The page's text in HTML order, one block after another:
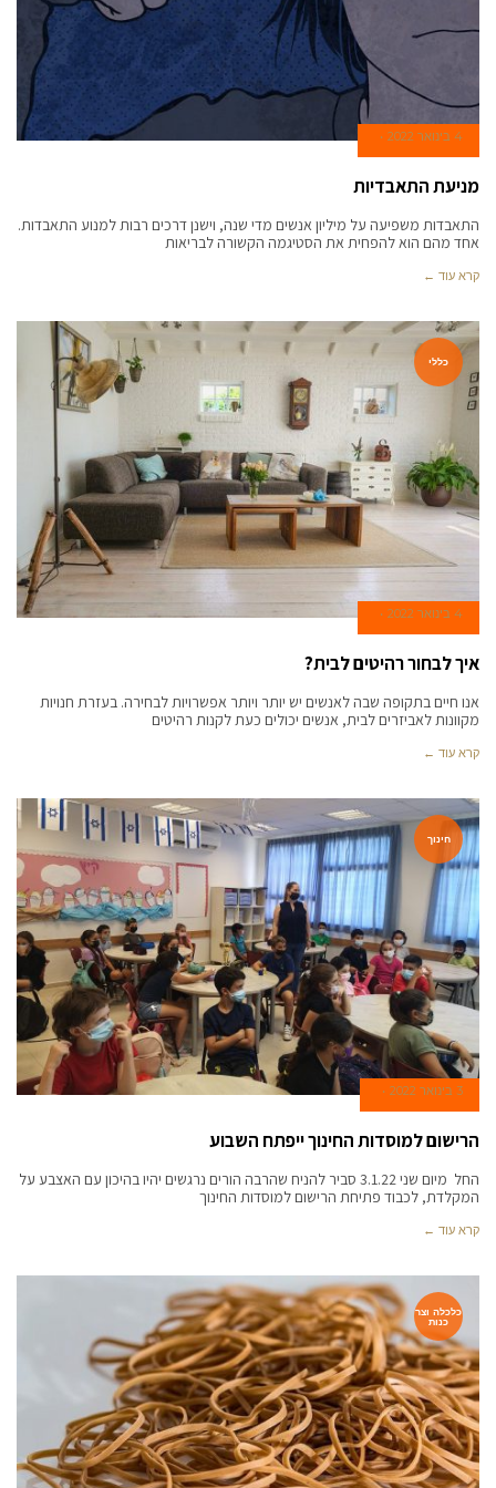
4 בינואר 2022
מניעת התאבדיות
התאבדות משפיעה על מיליון אנשים מדי שנה, וישנן דרכים רבות למנוע התאבדות.
אחד מהם הוא להפחית את הסטיגמה הקשורה לבריאות
קרא עוד ←
כללי
4 בינואר 2022
איך לבחור רהיטים לבית?
אנו חיים בתקופה שבה לאנשים יש יותר ויותר אפשרויות לבחירה. בעזרת חנויות
מקוונות לאביזרים לבית, אנשים יכולים כעת לקנות רהיטים
קרא עוד ←
חינוך
3 בינואר 2022
הרישום למוסדות החינוך ייפתח השבוע
החל מיום שני 3.1.22 סביר להניח שהרבה הורים נרגשים יהיו בהיכון עם האצבע על
המקלדת, לכבוד פתיחת הרישום למוסדות החינוך
קרא עוד ←
כלכלה וצר
כנות